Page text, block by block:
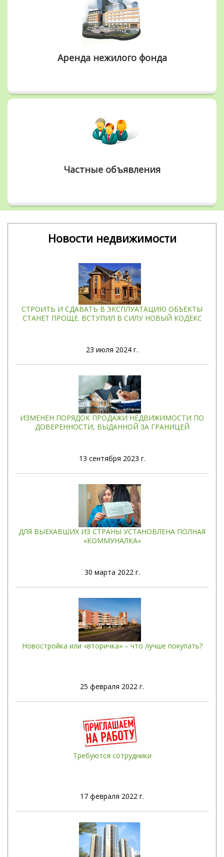
Аренда нежилого фонда
Частные объявления
Новости недвижимости
СТРОИТЬ И СДАВАТЬ В ЭКСПЛУАТАЦИЮ ОБЪЕКТЫ
СТАНЕТ ПРОЩЕ. ВСТУПИЛ В СИЛУ НОВЫЙ КОДЕКС
23 июля 2024 г.
ИЗМЕНЕН ПОРЯДОК ПРОДАЖИ НЕДВИЖИМОСТИ ПО
ДОВЕРЕННОСТИ, ВЫДАННОЙ ЗА ГРАНИЦЕЙ
13 сентября 2023 г.
ДЛЯ ВЫЕХАВШИХ ИЗ СТРАНЫ УСТАНОВЛЕНА ПОЛНАЯ
«КОММУНАЛКА»
30 марта 2022 г.
Новостройка или «вторичка» – что лучше покупать?
25 февраля 2022 г.
Требуются сотрудники
17 февраля 2022 г.